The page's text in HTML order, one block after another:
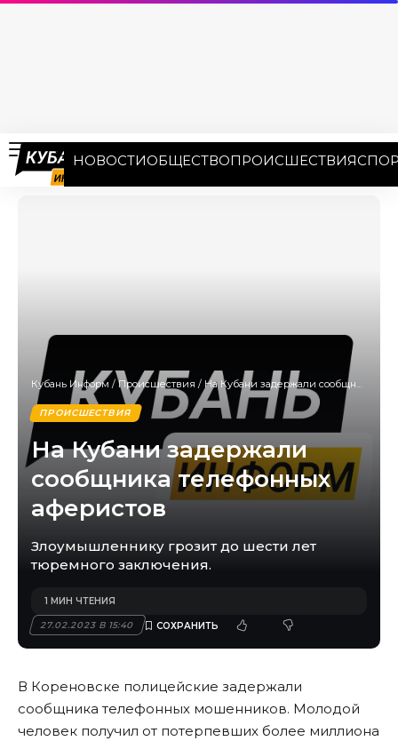
НОВОСТИОБЩЕСТВОПРОИСШЕСТВИЯ
Кубань Информ /Происшествия / На Кубани задержали сообщника телефонных аферистов
ПРОИСШЕСТВИЯ
На Кубани задержали
сообщника телефонных
аферистов
Злоумышленнику грозит до шести лет
тюремного заключения.
27.02.2023 В 15:40
1 МИН ЧТЕНИЯ
В Кореновске полицейские задержали
сообщника телефонных мошенников. Молодой
человек получил от потерпевших более миллиона